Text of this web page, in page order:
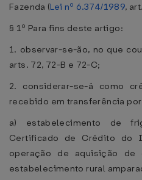
Fazenda (Lei nº 6.374/1989,
§ 1º Para fins deste artigo:
1. observar-se-ão, no que
arts. 72, 72-B e 72-C;
2. considerar-se-á como
recebido em transferência
a) estabelecimento de
Certificado de Crédito do
operação de aquisição
estabelecimento rural